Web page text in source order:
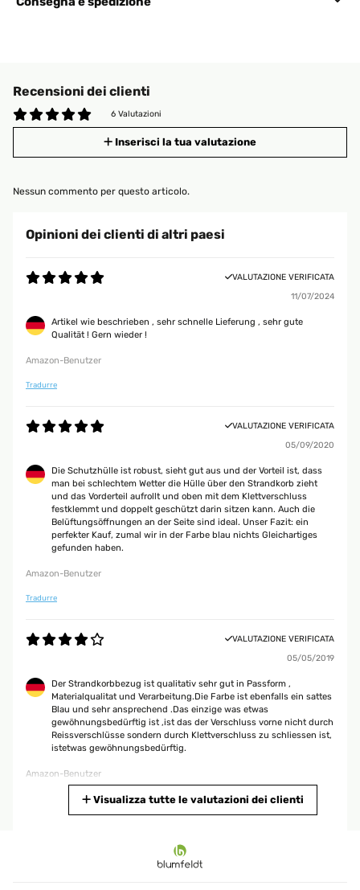
Recensioni dei clienti
6 Valutazioni
Inserisci la tua valutazione
Nessun commento per questo articolo.
Opinioni dei clienti di altri paesi
VALUTAZIONE VERIFICATA
11/07/2024
Artikel wie beschrieben , sehr schnelle Lieferung , sehr gute
Qualität ! Gern wieder !
Amazon-Benutzer
Tradurre
VALUTAZIONE VERIFICATA
05/09/2020
Die Schutzhülle ist robust, sieht gut aus und der Vorteil ist, dass
man bei schlechtem Wetter die Hülle über den Strandkorb zieht
und das Vorderteil aufrollt und oben mit dem Klettverschluss
festklemmt und doppelt geschützt darin sitzen kann. Auch die
Belüftungsöffnungen an der Seite sind ideal. Unser Fazit: ein
perfekter Kauf, zumal wir in der Farbe blau nichts Gleichartiges
gefunden haben.
Amazon-Benutzer
Tradurre
VALUTAZIONE VERIFICATA
05/05/2019
Der Strandkorbbezug ist qualitativ sehr gut in Passform ,
Materialqualitat und Verarbeitung.Die Farbe ist ebenfalls ein sattes
Blau und sehr ansprechend .Das einzige was etwas
gewöhnungsbedürftig ist ,ist das der Verschluss vorne nicht durch
Reissverschlüsse sondern durch Klettverschluss zu schliessen ist,
istetwas gewöhnungsbedürftig.
Amazon-Benutzer
Visualizza tutte le valutazioni dei clienti